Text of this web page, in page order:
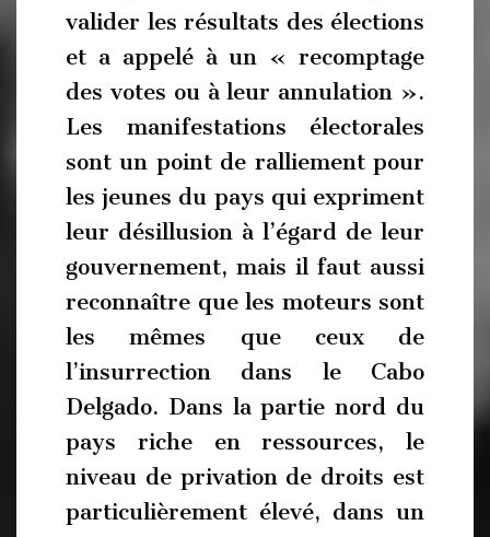
valider les résultats des élections
et a appelé à un « recomptage
des votes ou à leur annulation ».
Les manifestations électorales
sont un point de ralliement pour
les jeunes du pays qui expriment
leur désillusion à l’égard de leur
gouvernement, mais il faut aussi
reconnaître que les moteurs sont
les mêmes que ceux de
l’insurrection dans le Cabo
Delgado. Dans la partie nord du
pays riche en ressources, le
niveau de privation de droits est
particulièrement élevé, dans un